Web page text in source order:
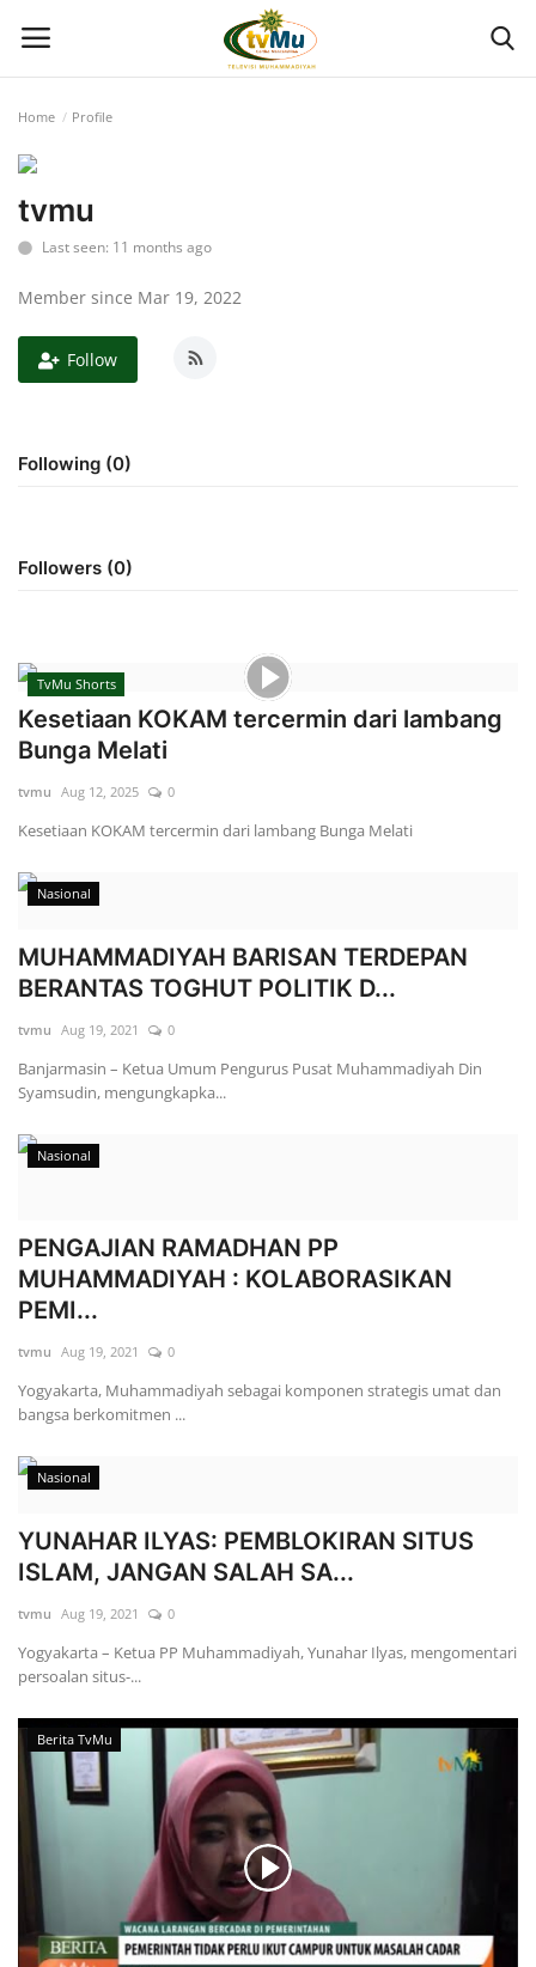
Home
Live Streaming
Berita
Program
Kolom
Home Profile
tvmu
Last seen: 11 months ago
Member since Mar 19, 2022
Follow
Following (0)
Followers (0)
TvMu Shorts
Kesetiaan KOKAM tercermin dari lambang
Bunga Melati
tvmu Aug 12, 2025 0
Kesetiaan KOKAM tercermin dari lambang Bunga Melati
Nasional
MUHAMMADIYAH BARISAN TERDEPAN
BERANTAS TOGHUT POLITIK D...
tvmu Aug 19, 2021 0
Banjarmasin – Ketua Umum Pengurus Pusat Muhammadiyah Din
Syamsudin, mengungkapka...
Nasional
PENGAJIAN RAMADHAN PP
MUHAMMADIYAH : KOLABORASIKAN
PEMI...
tvmu Aug 19, 2021 0
Yogyakarta, Muhammadiyah sebagai komponen strategis umat dan
bangsa berkomitmen ...
Nasional
YUNAHAR ILYAS: PEMBLOKIRAN SITUS
ISLAM, JANGAN SALAH SA...
tvmu Aug 19, 2021 0
Yogyakarta – Ketua PP Muhammadiyah, Yunahar Ilyas, mengomentari
persoalan situs-...
Berita TvMu